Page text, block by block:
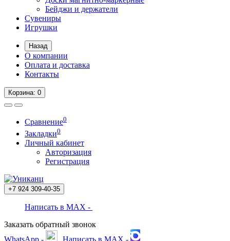
Бейджи и держатели
Сувениры
Игрушки
Назад
О компании
Оплата и доставка
Контакты
Корзина: 0
Сравнение0
Закладки0
Личный кабинет
Авторизация
Регистрация
+7 924 309-40-35
Написать в MAX -
Заказать обратный звонок
WhatsApp -
Написать в MAX -